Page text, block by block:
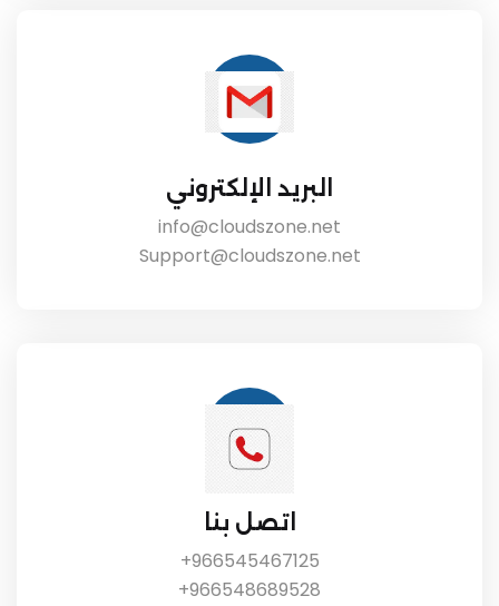
البريد الإلكتروني
info@cloudszone.net
Support@cloudszone.net
اتصل بنا
966545467125+
966548689528+